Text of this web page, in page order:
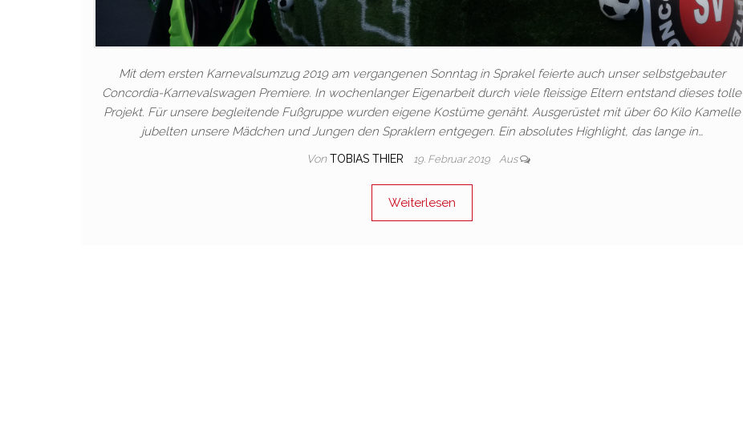
Mit dem ersten Karnevalsumzug 2019 am vergangenen Sonntag in Sprakel feierte auch unser selbstgebauter
Concordia-Karnevalswagen Premiere. In wochenlanger Eigenarbeit durch viele fleissige Eltern entstand dieses tolle
Projekt. Für unsere begleitende Fußgruppe wurden eigene Kostüme genäht. Ausgerüstet mit über 60 Kilo Kamelle
jubelten unsere Mädchen und Jungen den Spraklern entgegen. Ein absolutes Highlight, das lange in…
Von TOBIAS THIER 19. Februar 2019 Aus
Weiterlesen